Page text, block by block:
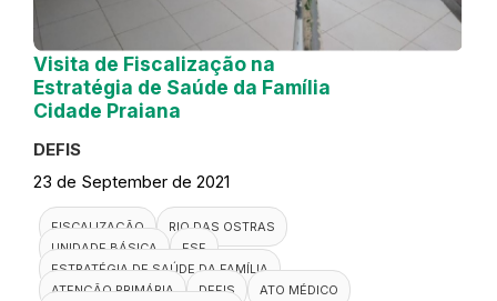
Visita de Fiscalização na
Estratégia de Saúde da Família
Cidade Praiana
DEFIS
23 de September de 2021
FISCALIZAÇÃO
RIO DAS OSTRAS
UNIDADE BÁSICA
ESF
ESTRATÉGIA DE SAÚDE DA FAMÍLIA
ATENÇÃO PRIMÁRIA
DEFIS
ATO MÉDICO